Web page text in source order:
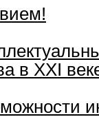
в XXI